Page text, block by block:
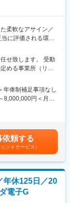
1施設、仙台市に1
、企業の定期健康
ります。
のグループ力を活
柔軟なアサイン／
に評価される環
う環境です。
を提供、副作用情
紹介できるプロジ
せ致します。 受動
める事業所（リモ
年俸制補足事項なし
8,000,000円＜月額
も目安の金額であ
月給(月額)は固定手
依頼する
ェントサービス）
年休125日／20
電子G